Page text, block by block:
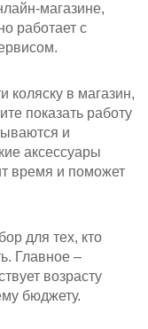
работает с
коляску в магазин,
показать работу
и
аксессуары
время и поможет
для тех, кто
Главное –
возрасту
бюджету.